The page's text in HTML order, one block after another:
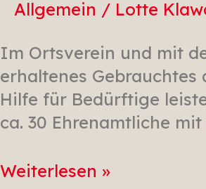
Allgemein / Lotte
Im Ortsverein und mit
erhaltenes
Hilfe für Bedürftige
ca. 30 Ehrenamtliche
Weiterlesen »